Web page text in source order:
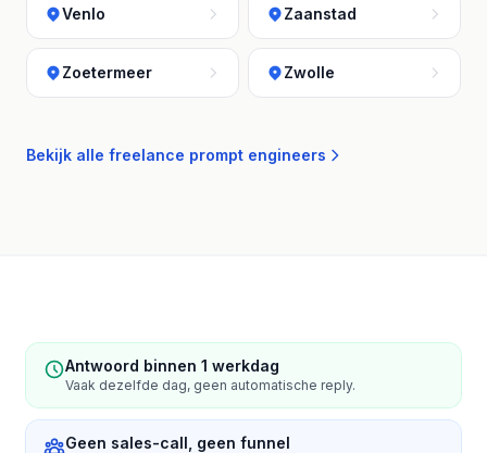
Venlo Zaanstad
Zoetermeer Zwolle
Bekijk alle freelance prompt engineers
Antwoord binnen 1 werkdag
Vaak dezelfde dag, geen automatische reply.
Geen sales-call, geen funnel